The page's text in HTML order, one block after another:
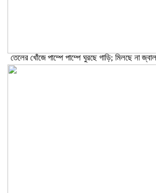
তেলের খোঁজে পাম্পে পাম্পে ঘুরছে গাড়ি; মিলছে না